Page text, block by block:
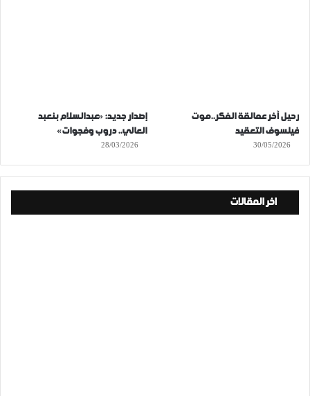
رحيل آخر عمالقة الفكر..موت
فيلسوف التعقيد
30/05/2026
إصدار جديد: «عبدالسلام بنعبد
العالي.. دروب وفجوات»
28/03/2026
اخر المقالات